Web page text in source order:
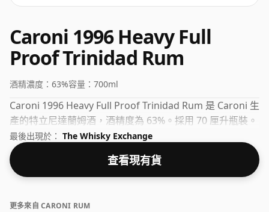
Caroni 1996 Heavy Full
Proof Trinidad Rum
酒精濃度： 63%容量： 700ml
Caroni 1996 Heavy Full Proof Trinidad Rum 是 Caroni 生
產的特立尼達蘭姆酒，酒精度為 63%。採用 70 厘升瓶裝。
最後出現於： The Whisky Exchange
查看現有貨
更多來自 CARONI RUM